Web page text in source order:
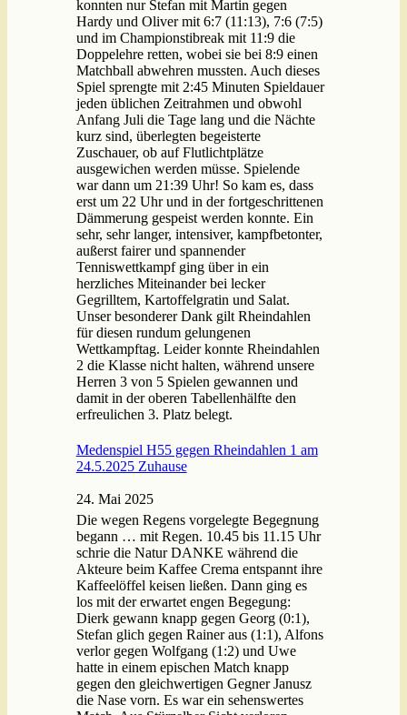
konnten nur Stefan mit Martin gegen
Hardy und Oliver mit 6:7 (11:13), 7:6 (7:5)
und im Championstibreak mit 11:9 die
Doppelehre retten, wobei sie bei 8:9 einen
Matchball abwehren mussten. Auch dieses
Spiel sprengte mit 2:45 Minuten Spieldauer
jeden üblichen Zeitrahmen und obwohl
Anfang Juli die Tage lang und die Nächte
kurz sind, überlegten begeisterte
Zuschauer, ob auf Flutlichtplätze
ausgewichen werden müsse. Spielende
war dann um 21:39 Uhr! So kam es, dass
erst um 22 Uhr und in der fortgeschrittenen
Dämmerung gespeist werden konnte. Ein
sehr, sehr langer, intensiver, kampfbetonter,
außerst fairer und spannender
Tenniswettkampf ging über in ein
herzliches Miteinander bei lecker
Gegrilltem, Kartoffelgratin und Salat.
Unser besonderer Dank gilt Rheindahlen
für diesen rundum gelungenen
Wettkampftag. Leider konnte Rheindahlen
2 die Klasse nicht halten, während unsere
Herren 3 von 5 Spielen gewannen und
damit in der oberen Tabellenhälfte den
erfreulichen 3. Platz belegt.
Medenspiel H55 gegen Rheindahlen 1 am
24.5.2025 Zuhause
24. Mai 2025
Die wegen Regens vorgelegte Begegnung
begann … mit Regen. 10.45 bis 11.15 Uhr
schrie die Natur DANKE während die
Akteure beim Kaffee Crema entspannt ihre
Kaffeelöffel keisen ließen. Dann ging es
los mit der erwartet engen Begegung:
Dierk gewann knapp gegen Georg (0:1),
Stefan glich gegen Rainer aus (1:1), Alfons
verlor gegen Wolfgang (1:2) und Uwe
hatte in einem epischen Match knapp
gegen den gleichwertigen Gegner Janusz
die Nase vorn. Es war ein sehenswertes